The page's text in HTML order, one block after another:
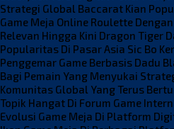
Strategi Global Baccarat Kian
Game Meja Online Roulette
Relevan Hingga Kini Dragon Tiger
Popularitas Di Pasar Asia Sic Bo
Penggemar Game Berbasis Dadu
Bagi Pemain Yang Menyukai
Komunitas Global Yang Terus
Topik Hangat Di Forum Game
Evolusi Game Meja Di Platform